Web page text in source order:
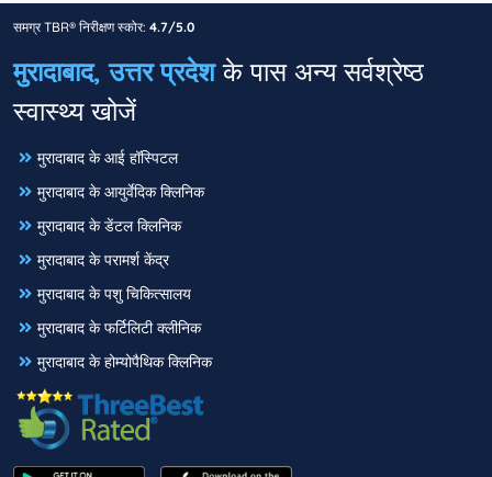
समग्र TBR® निरीक्षण स्कोर: 4.7/5.0
मुरादाबाद, उत्तर प्रदेशके पास अन्य सर्वश्रेष्ठ
स्वास्थ्य खोजें
मुरादाबाद के आई हॉस्पिटल
मुरादाबाद के आयुर्वेदिक क्लिनिक
मुरादाबाद के डेंटल क्लिनिक
मुरादाबाद के परामर्श केंद्र
मुरादाबाद के पशु चिकित्सालय
मुरादाबाद के फर्टिलिटी क्लीनिक
मुरादाबाद के होम्योपैथिक क्लिनिक